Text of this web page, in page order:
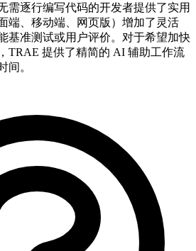
需逐行编写代码的开发者提供了实用
端、移动端、网页版）增加了灵活
基准测试或用户评价。对于希望加快
TRAE 提供了精简的 AI 辅助工作流
间。